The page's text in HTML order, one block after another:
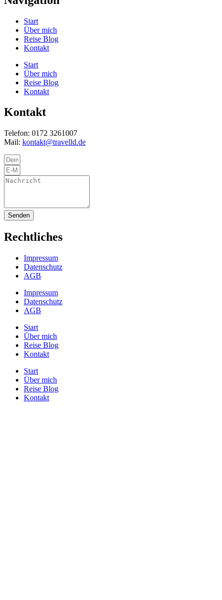
Start
Über mich
Reise Blog
Kontakt
Start
Über mich
Reise Blog
Kontakt
Kontakt
Telefon: 0172 3261007
Mail: kontakt@travelld.de
Senden
Rechtliches
Impressum
Datenschutz
AGB
Impressum
Datenschutz
AGB
Start
Über mich
Reise Blog
Kontakt
Start
Über mich
Reise Blog
Kontakt